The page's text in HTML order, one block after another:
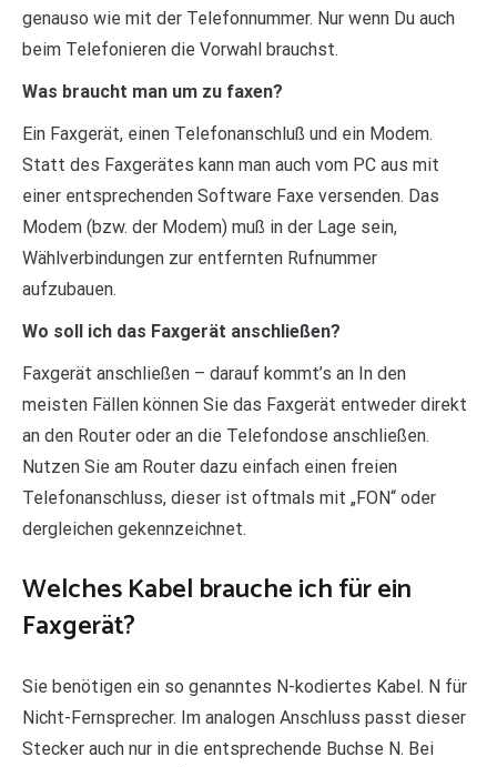
genauso wie mit der Telefonnummer. Nur wenn Du auch
beim Telefonieren die Vorwahl brauchst.
Was braucht man um zu faxen?
Ein Faxgerät, einen Telefonanschluß und ein Modem.
Statt des Faxgerätes kann man auch vom PC aus mit
einer entsprechenden Software Faxe versenden. Das
Modem (bzw. der Modem) muß in der Lage sein,
Wählverbindungen zur entfernten Rufnummer
aufzubauen.
Wo soll ich das Faxgerät anschließen?
Faxgerät anschließen – darauf kommt’s an In den
meisten Fällen können Sie das Faxgerät entweder direkt
an den Router oder an die Telefondose anschließen.
Nutzen Sie am Router dazu einfach einen freien
Telefonanschluss, dieser ist oftmals mit „FON“ oder
dergleichen gekennzeichnet.
Welches Kabel brauche ich für ein
Faxgerät?
Sie benötigen ein so genanntes N-kodiertes Kabel. N für
Nicht-Fernsprecher. Im analogen Anschluss passt dieser
Stecker auch nur in die entsprechende Buchse N. Bei